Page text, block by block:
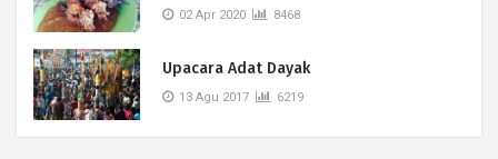
02 Apr 2020 8468
Upacara Adat Dayak
13 Agu 2017 6219